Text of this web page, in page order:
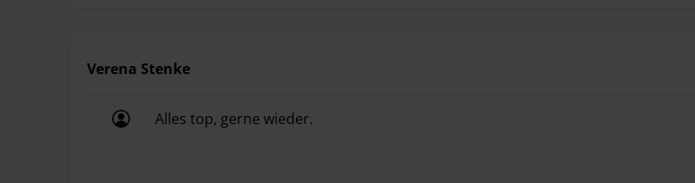
Verena Stenke
Alles top, gerne wieder.